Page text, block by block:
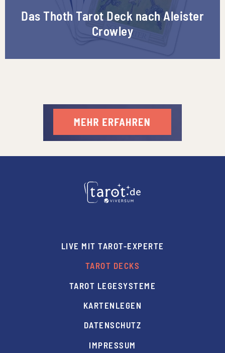
Das Thoth Tarot Deck nach Aleister
Crowley
LIVE MIT TAROT-EXPERTE
TAROT DECKS
TAROT LEGESYSTEME
KARTENLEGEN
DATENSCHUTZ
IMPRESSUM